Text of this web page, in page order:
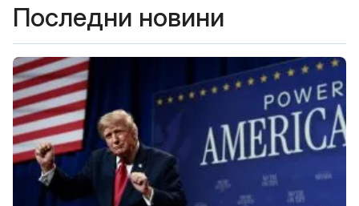
Последни новини